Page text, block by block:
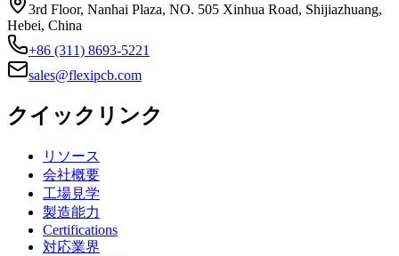
3rd Floor, Nanhai Plaza, NO. 505 Xinhua Road, Shijiazhuang,
Hebei, China
+86 (311) 8693-5221
sales@flexipcb.com
クイックリンク
リソース
会社概要
工場見学
製造能力
Certifications
対応業界